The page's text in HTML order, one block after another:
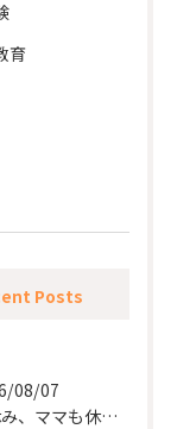
育
Posts
08/07
🌿夏休み、ママも休もう🌿